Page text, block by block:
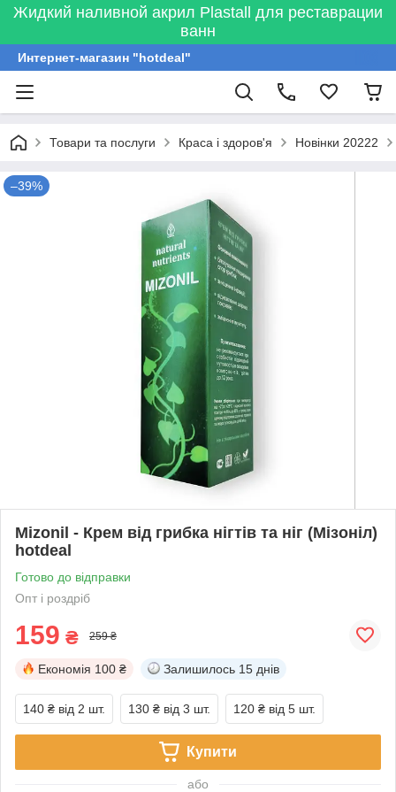
Жидкий наливной акрил Plastall для реставрации
ванн
Интернет-магазин "hotdeal"
Товари та послуги Краса і здоров'я Новінки 20222
–39%
Mizonil - Крем від грибка нігтів та ніг (Мізоніл)
hotdeal
Готово до відправки
Опт і роздріб
159 ₴ 259 ₴
Економія 100 ₴ Залишилось 15 днів
140 ₴ від 2 шт. 130 ₴ від 3 шт. 120 ₴ від 5 шт.
Купити
або